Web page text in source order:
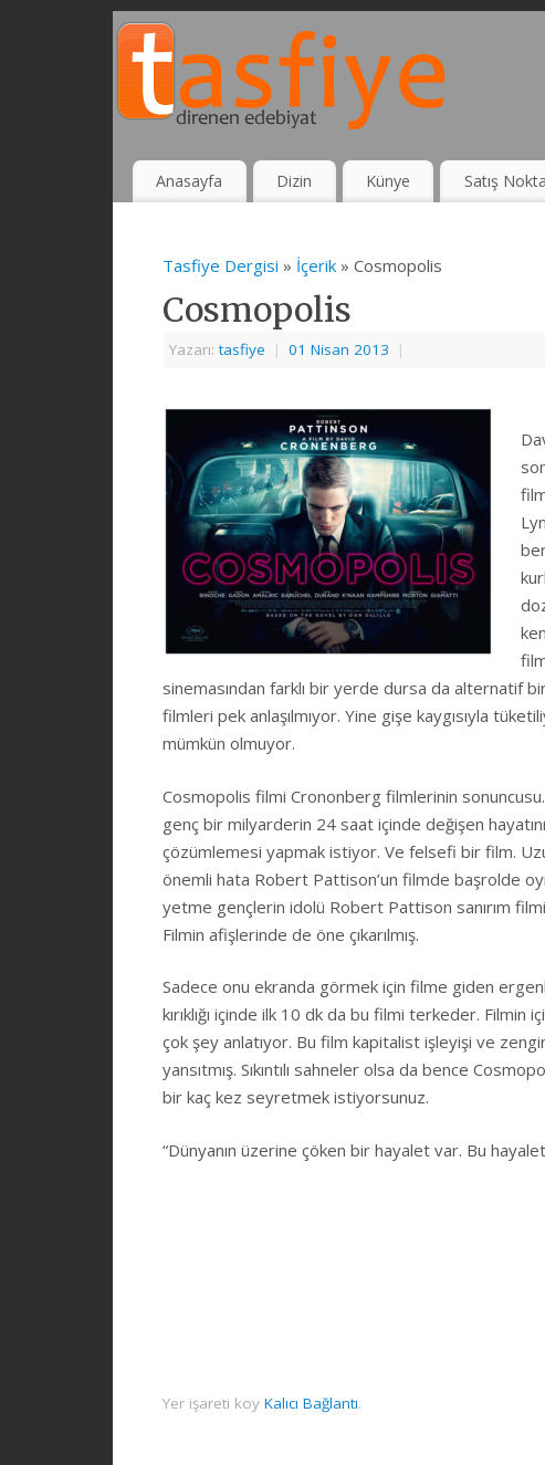
Anasayfa Dizin Künye Satış
Tasfiye Dergisi » İçerik » Cosmopolis
Cosmopolis
Yazarı:tasfiye | 01 Nisan 2013 |
sinemasından farklı bir yerde dursa da alternatif
filmleri pek anlaşılmıyor. Yine gişe kaygısıyla
mümkün olmuyor.
Cosmopolis filmi Crononberg filmlerinin
genç bir milyarderin 24 saat içinde değişen
çözümlemesi yapmak istiyor. Ve felsefi bir film.
önemli hata Robert Pattison’un filmde başrolde
yetme gençlerin idolü Robert Pattison sanırım
Filmin afişlerinde de öne çıkarılmış.
Sadece onu ekranda görmek için filme giden
kırıklığı içinde ilk 10 dk da bu filmi terkeder.
çok şey anlatıyor. Bu film kapitalist işleyişi ve
yansıtmış. Sıkıntılı sahneler olsa da bence
bir kaç kez seyretmek istiyorsunuz.
“Dünyanın üzerine çöken bir hayalet var. Bu
Yer işareti koy Kalıcı Bağlantı.